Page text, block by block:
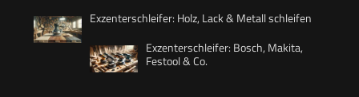
Exzenterschleifer: Holz, Lack & Metall schleifen
Exzenterschleifer: Bosch, Makita,
Festool & Co.